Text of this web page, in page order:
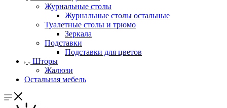
Журнальные столы
Журнальные столы остальные
Туалетные столы и трюмо
Зеркала
Подставки
Подставки для цветов
Шторы
Жалюзи
Остальная мебель